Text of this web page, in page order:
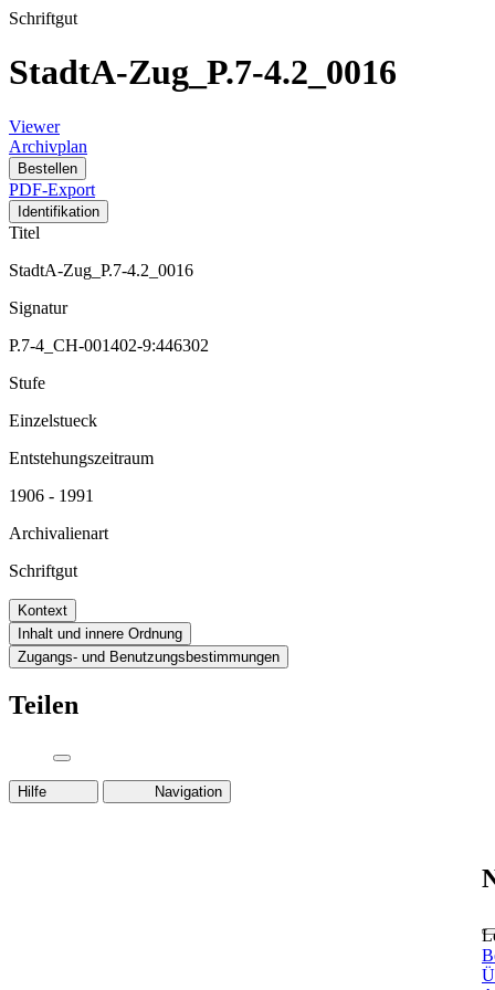
Schriftgut
StadtA-Zug_P.7-4.2_0016
Viewer
Archivplan
Bestellen
PDF-Export
Identifikation
Titel
StadtA-Zug_P.7-4.2_0016
Signatur
P.7-4_CH-001402-9:446302
Stufe
Einzelstueck
Entstehungszeitraum
1906 - 1991
Archivalienart
Schriftgut
Kontext
Inhalt und innere Ordnung
Zugangs- und Benutzungsbestimmungen
Teilen
Hilfe Navigation